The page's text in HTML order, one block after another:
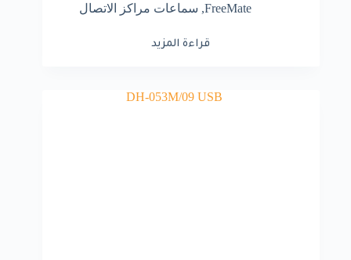
FreeMate
, سماعات مراكز الاتصال
قراءة المزيد